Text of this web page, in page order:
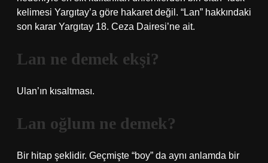
kelimesi Yargıtay’a göre hakaret değil. “Lan” hakkındaki
son karar Yargıtay 18. Ceza Dairesi’ne ait.
Lan ne demek ekşi?
Ulan’ın kısaltması.
Lan oğlum ne demek?
Bir hitap şeklidir. Geçmişte “boy” da aynı anlamda bir